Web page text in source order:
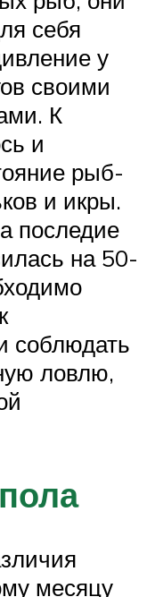
себя
у
своими
К
и
рыб-
и икры.
последие
на 50-
соблюдать
ловлю,
месяцу